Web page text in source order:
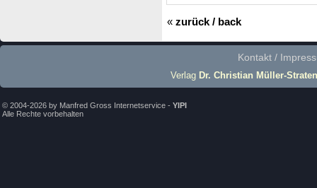
« zurück / back
Kontakt /
Verlag Dr. Christian Müller-Straten
© 2004-2026 by Manfred Gross Internetservice - YIPI
Alle Rechte vorbehalten